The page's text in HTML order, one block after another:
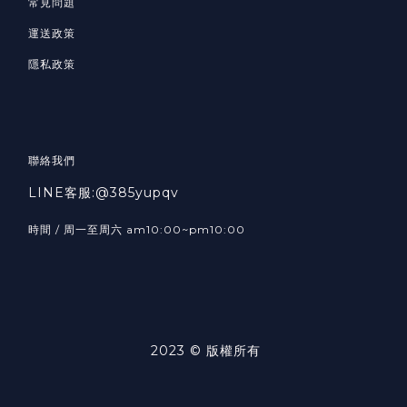
運送政策
隱私政策
聯絡我們
LINE客服:@385yupqv
時間 / 周一至周六 am10:00~pm10:00
2023 © 版權所有